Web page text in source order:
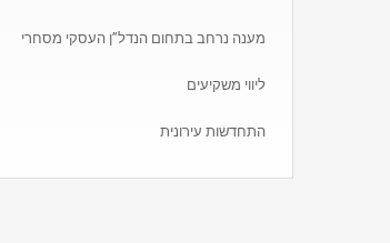
מענה נרחב בתחום הנדל”ן העסקי מסחרי
ליווי משקיעים
התחדשות עירונית